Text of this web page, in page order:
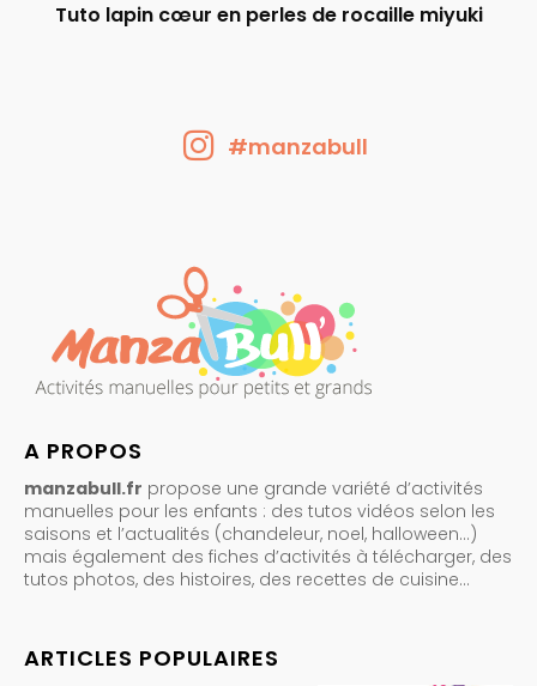
Tuto lapin cœur en perles de rocaille miyuki
#manzabull
A PROPOS
manzabull.fr propose une grande variété d’activités
manuelles pour les enfants : des tutos vidéos selon les
saisons et l’actualités (chandeleur, noel, halloween…)
mais également des fiches d’activités à télécharger, des
tutos photos, des histoires, des recettes de cuisine…
ARTICLES POPULAIRES